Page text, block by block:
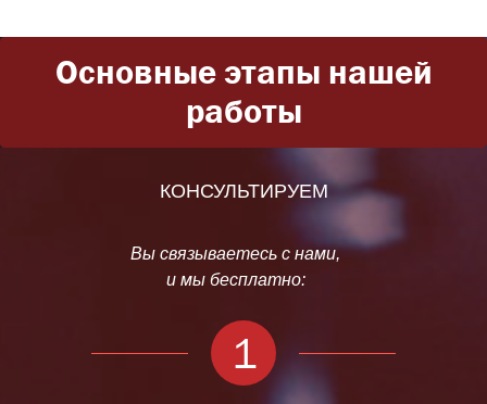
Основные этапы нашей
работы
КОНСУЛЬТИРУЕМ
Вы связываетесь с нами,
и мы бесплатно:
1